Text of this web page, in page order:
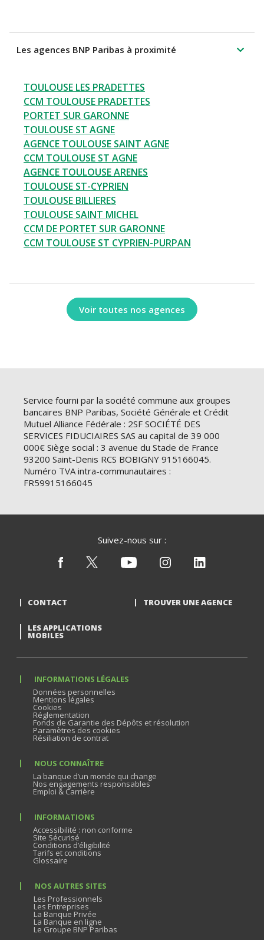
Les agences BNP Paribas à proximité
TOULOUSE LES PRADETTES
CCM TOULOUSE PRADETTES
PORTET SUR GARONNE
TOULOUSE ST AGNE
AGENCE TOULOUSE SAINT AGNE
CCM TOULOUSE ST AGNE
AGENCE TOULOUSE ARENES
TOULOUSE ST-CYPRIEN
TOULOUSE BILLIERES
TOULOUSE SAINT MICHEL
CCM DE PORTET SUR GARONNE
CCM TOULOUSE ST CYPRIEN-PURPAN
Voir toutes nos agences
Service fourni par la société commune aux groupes
bancaires BNP Paribas, Société Générale et Crédit
Mutuel Alliance Fédérale : 2SF SOCIÉTÉ DES
SERVICES FIDUCIAIRES SAS au capital de 39 000
000€ Siège social : 3 avenue du Stade de France
93200 Saint-Denis RCS BOBIGNY 915166045.
Numéro TVA intra-communautaires :
FR59915166045
Suivez-nous sur :
CONTACT TROUVER UNE AGENCE
LES APPLICATIONS
MOBILES
INFORMATIONS LÉGALES
Données personnelles
Mentions légales
Cookies
Réglementation
Fonds de Garantie des Dépôts et résolution
Paramètres des cookies
Résiliation de contrat
NOUS CONNAÎTRE
La banque d’un monde qui change
Nos engagements responsables
Emploi & Carrière
INFORMATIONS
Accessibilité : non conforme
Site Sécurisé
Conditions d’éligibilité
Tarifs et conditions
Glossaire
NOS AUTRES SITES
Les Professionnels
Les Entreprises
La Banque Privée
La Banque en ligne
Le Groupe BNP Paribas